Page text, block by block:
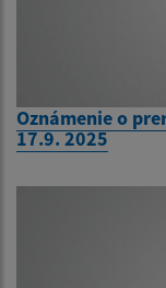
Oznámenie o
17.9. 2025